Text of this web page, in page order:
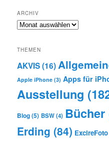
ARCHIV
Archiv
THEMEN
AKVIS(16)
Apple iPhone (3) Apps für
Ausstellung
Blog(5) BSW(4) Bücher
Erding (84) ExcireFoto